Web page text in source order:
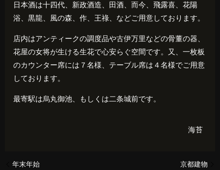
日本酒は十四代、新政酒造、田酒、而今、飛露喜、花陽
浴、黒龍、風の森、作、王祿、などご用意しております。
店内はアンティークの調度品や古伊万里などの骨董の器、
花屋の女将が生ける生花で心安らぐ空間です。又、一枚板
のカウンター席には７名様、テーブル席は４名様でご用意
しております。
最寄駅は烏丸御池、もしくは二条城前です。
海苔
年末年始 京都建物